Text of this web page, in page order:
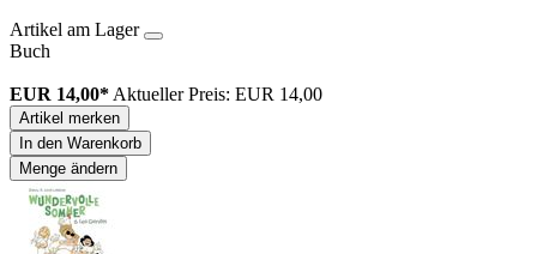
Artikel am Lager
Buch
EUR 14,00* Aktueller Preis: EUR 14,00
Artikel merken
In den Warenkorb
Menge ändern